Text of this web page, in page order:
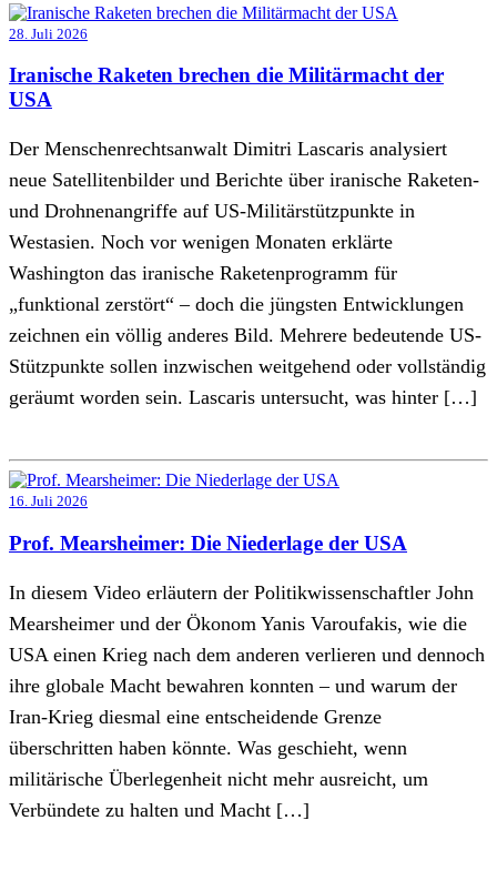
28. Juli 2026
Iranische Raketen brechen die Militärmacht der
USA
Der Menschenrechtsanwalt Dimitri Lascaris analysiert
neue Satellitenbilder und Berichte über iranische Raketen-
und Drohnenangriffe auf US-Militärstützpunkte in
Westasien. Noch vor wenigen Monaten erklärte
Washington das iranische Raketenprogramm für
„funktional zerstört“ – doch die jüngsten Entwicklungen
zeichnen ein völlig anderes Bild. Mehrere bedeutende US-
Stützpunkte sollen inzwischen weitgehend oder vollständig
geräumt worden sein. Lascaris untersucht, was hinter […]
16. Juli 2026
Prof. Mearsheimer: Die Niederlage der USA
In diesem Video erläutern der Politikwissenschaftler John
Mearsheimer und der Ökonom Yanis Varoufakis, wie die
USA einen Krieg nach dem anderen verlieren und dennoch
ihre globale Macht bewahren konnten – und warum der
Iran-Krieg diesmal eine entscheidende Grenze
überschritten haben könnte. Was geschieht, wenn
militärische Überlegenheit nicht mehr ausreicht, um
Verbündete zu halten und Macht […]